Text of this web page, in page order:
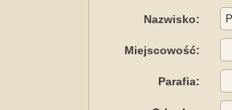
Nazwisko:
Miejscowość:
Parafia: